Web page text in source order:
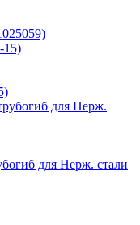
для Нерж. стали